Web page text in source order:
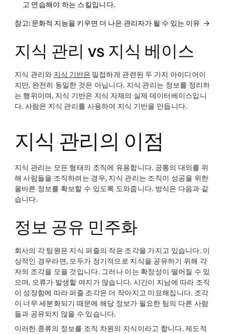
고 연습해야 하는 스킬입니다.
참고: 문화적 지능을 키우면 더 나은 관리자가 될 수 있는 이유
지식 관리 vs 지식 베이스
지식 관리와 지식 기반은 밀접하게 관련된 두 가지 아이디어이
지만, 완전히 동일한 것은 아닙니다. 지식 관리는 정보를 정리하
는 행위이며, 지식 기반은 지식 자체의 실제 데이터베이스입니
다. 사람은 지식 관리를 사용하여 지식 기반을 만듭니다.
지식 관리의 이점
지식 관리는 모든 형태의 조직에 유용합니다. 공통의 대의를 위
해 사람들을 조직하려는 경우, 지식 관리는 조직이 성공을 위한
올바른 정보를 확보할 수 있도록 도와줍니다. 방식은 다음과 같
습니다.
정보 공유 민주화
회사의 각 팀원은 지식 퍼즐의 작은 조각을 가지고 있습니다. 이
상적인 경우라면, 모두가 정기적으로 지식을 공유하기 위해 각
자의 조각을 모을 것입니다. 그러나 이는 확장성이 떨어질 수 있
으며, 오류가 발생할 여지가 많습니다. 시간이 지남에 따라 조직
이 성장함에 따라 퍼즐 조각은 더 작아지고 미묘해집니다. 조각
이 너무 세분화되기 때문에 해당 정보가 필요한 팀의 다른 사람
들과 공유되지 않을 수 있습니다.
이러한 종류의 정보를 조직 차원의 지식이라고 합니다. 제도적